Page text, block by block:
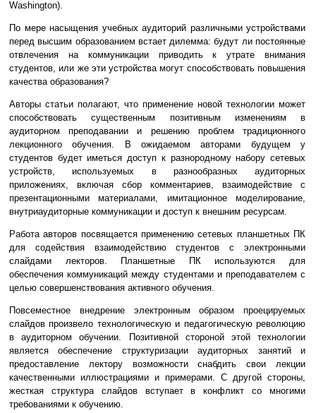
Washington).
По мере насыщения учебных аудиторий различными устройствами
перед высшим образованием встает дилемма: будут ли постоянные
отвлечения на коммуникации приводить к утрате внимания
студентов, или же эти устройства могут способствовать повышения
качества образования?
Авторы статьи полагают, что применение новой технологии может
способствовать существенным позитивным изменениям в
аудиторном преподавании и решению проблем традиционного
лекционного обучения. В ожидаемом авторами будущем у
студентов будет иметься доступ к разнородному набору сетевых
устройств, используемых в разнообразных аудиторных
приложениях, включая сбор комментариев, взаимодействие с
презентационными материалами, имитационное моделирование,
внутриаудиторные коммуникации и доступ к внешним ресурсам.
Работа авторов посвящается применению сетевых планшетных ПК
для содействия взаимодействию студентов с электронными
слайдами лекторов. Планшетные ПК используются для
обеспечения коммуникаций между студентами и преподавателем с
целью совершенствования активного обучения.
Повсеместное внедрение электронным образом проецируемых
слайдов произвело технологическую и педагогическую революцию
в аудиторном обучении. Позитивной стороной этой технологии
является обеспечение структуризации аудиторных занятий и
предоставление лектору возможности снабдить свои лекции
качественными иллюстрациями и примерами. С другой стороны,
жесткая структура слайдов вступает в конфликт со многими
требованиями к обучению.